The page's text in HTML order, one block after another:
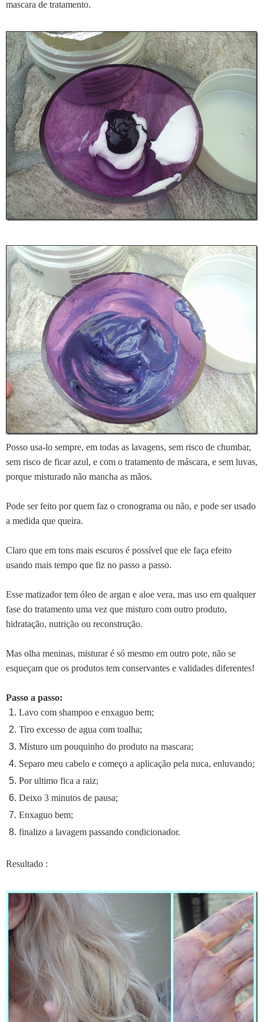
mascara de tratamento.
Posso usa-lo sempre, em todas as lavagens, sem risco de chumbar,
sem risco de ficar azul, e com o tratamento de máscara, e sem luvas,
porque misturado não mancha as mãos.
Pode ser feito por quem faz o cronograma ou não, e pode ser usado
a medida que queira.
Claro que em tons mais escuros é possível que ele faça efeito
usando mais tempo que fiz no passo a passo.
Esse matizador tem óleo de argan e aloe vera, mas uso em qualquer
fase do tratamento uma vez que misturo com outro produto,
hidratação, nutrição ou reconstrução.
Mas olha meninas, misturar é só mesmo em outro pote, não se
esqueçam que os produtos tem conservantes e validades diferentes!
Passo a passo:
Lavo com shampoo e enxaguo bem;
Tiro excesso de agua com toalha;
Misturo um pouquinho do produto na mascara;
Separo meu cabelo e começo a aplicação pela nuca, enluvando;
Por ultimo fica a raiz;
Deixo 3 minutos de pausa;
Enxaguo bem;
finalizo a lavagem passando condicionador.
Resultado :